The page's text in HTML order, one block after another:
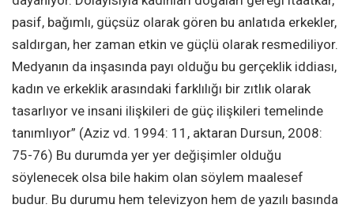
pasif, bağımlı, güçsüz olarak gören bu anlatıda erkekler,
saldırgan, her zaman etkin ve güçlü olarak resmediliyor.
Medyanın da inşasında payı olduğu bu gerçeklik iddiası,
kadın ve erkeklik arasındaki farklılığı bir zıtlık olarak
tasarlıyor ve insani ilişkileri de güç ilişkileri temelinde
tanımlıyor” (Aziz vd. 1994: 11, aktaran Dursun, 2008:
75-76) Bu durumda yer yer değişimler olduğu
söylenecek olsa bile hakim olan söylem maalesef
budur. Bu durumu hem televizyon hem de yazılı basında